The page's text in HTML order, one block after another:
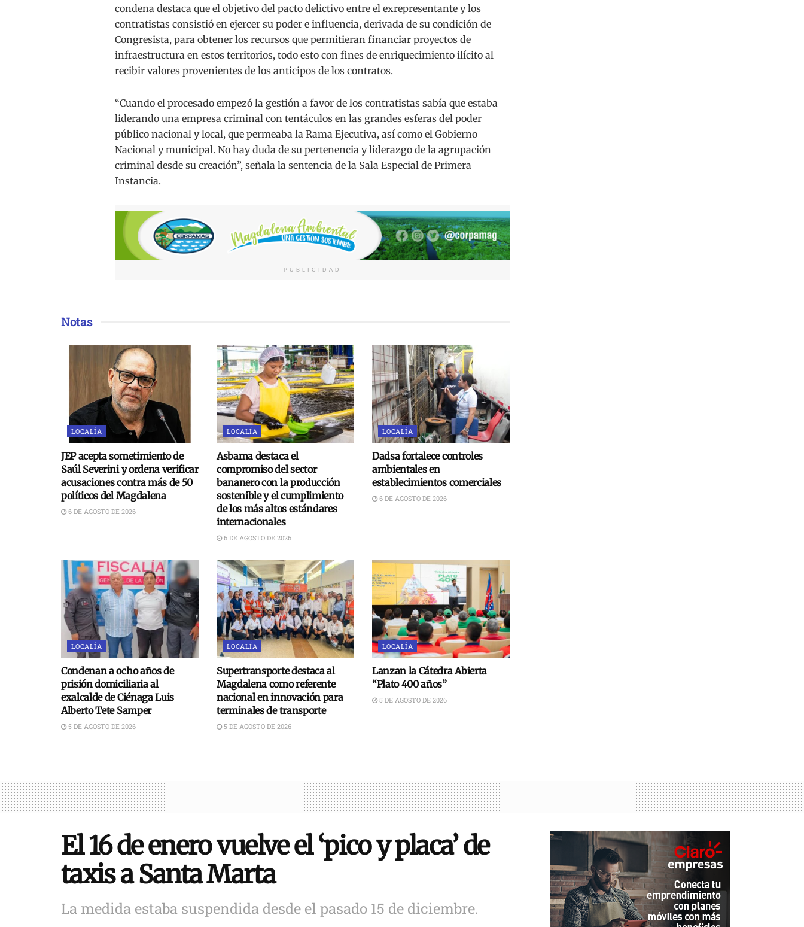
condena destaca que el objetivo del pacto delictivo entre el exrepresentante y los
contratistas consistió en ejercer su poder e influencia, derivada de su condición de
Congresista, para obtener los recursos que permitieran financiar proyectos de
infraestructura en estos territorios, todo esto con fines de enriquecimiento ilícito al
recibir valores provenientes de los anticipos de los contratos.
“Cuando el procesado empezó la gestión a favor de los contratistas sabía que estaba
liderando una empresa criminal con tentáculos en las grandes esferas del poder
público nacional y local, que permeaba la Rama Ejecutiva, así como el Gobierno
Nacional y municipal. No hay duda de su pertenencia y liderazgo de la agrupación
criminal desde su creación”, señala la sentencia de la Sala Especial de Primera
Instancia.
PUBLICIDAD
Notas
LOCALÍA
JEP acepta sometimiento de
Saúl Severini y ordena verificar
acusaciones contra más de 50
políticos del Magdalena
6 DE AGOSTO DE 2026
LOCALÍA
Asbama destaca el
compromiso del sector
bananero con la producción
sostenible y el cumplimiento
de los más altos estándares
internacionales
6 DE AGOSTO DE 2026
LOCALÍA
Dadsa fortalece controles
ambientales en
establecimientos comerciales
6 DE AGOSTO DE 2026
LOCALÍA
Condenan a ocho años de
prisión domiciliaria al
exalcalde de Ciénaga Luis
Alberto Tete Samper
5 DE AGOSTO DE 2026
LOCALÍA
Supertransporte destaca al
Magdalena como referente
nacional en innovación para
terminales de transporte
5 DE AGOSTO DE 2026
LOCALÍA
Lanzan la Cátedra Abierta
“Plato 400 años”
5 DE AGOSTO DE 2026
El 16 de enero vuelve el ‘pico y placa’ de
taxis a Santa Marta
La medida estaba suspendida desde el pasado 15 de diciembre.